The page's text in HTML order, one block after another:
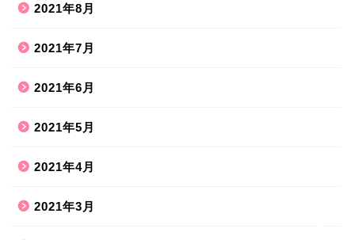
2021年8月
2021年7月
2021年6月
2021年5月
2021年4月
2021年3月